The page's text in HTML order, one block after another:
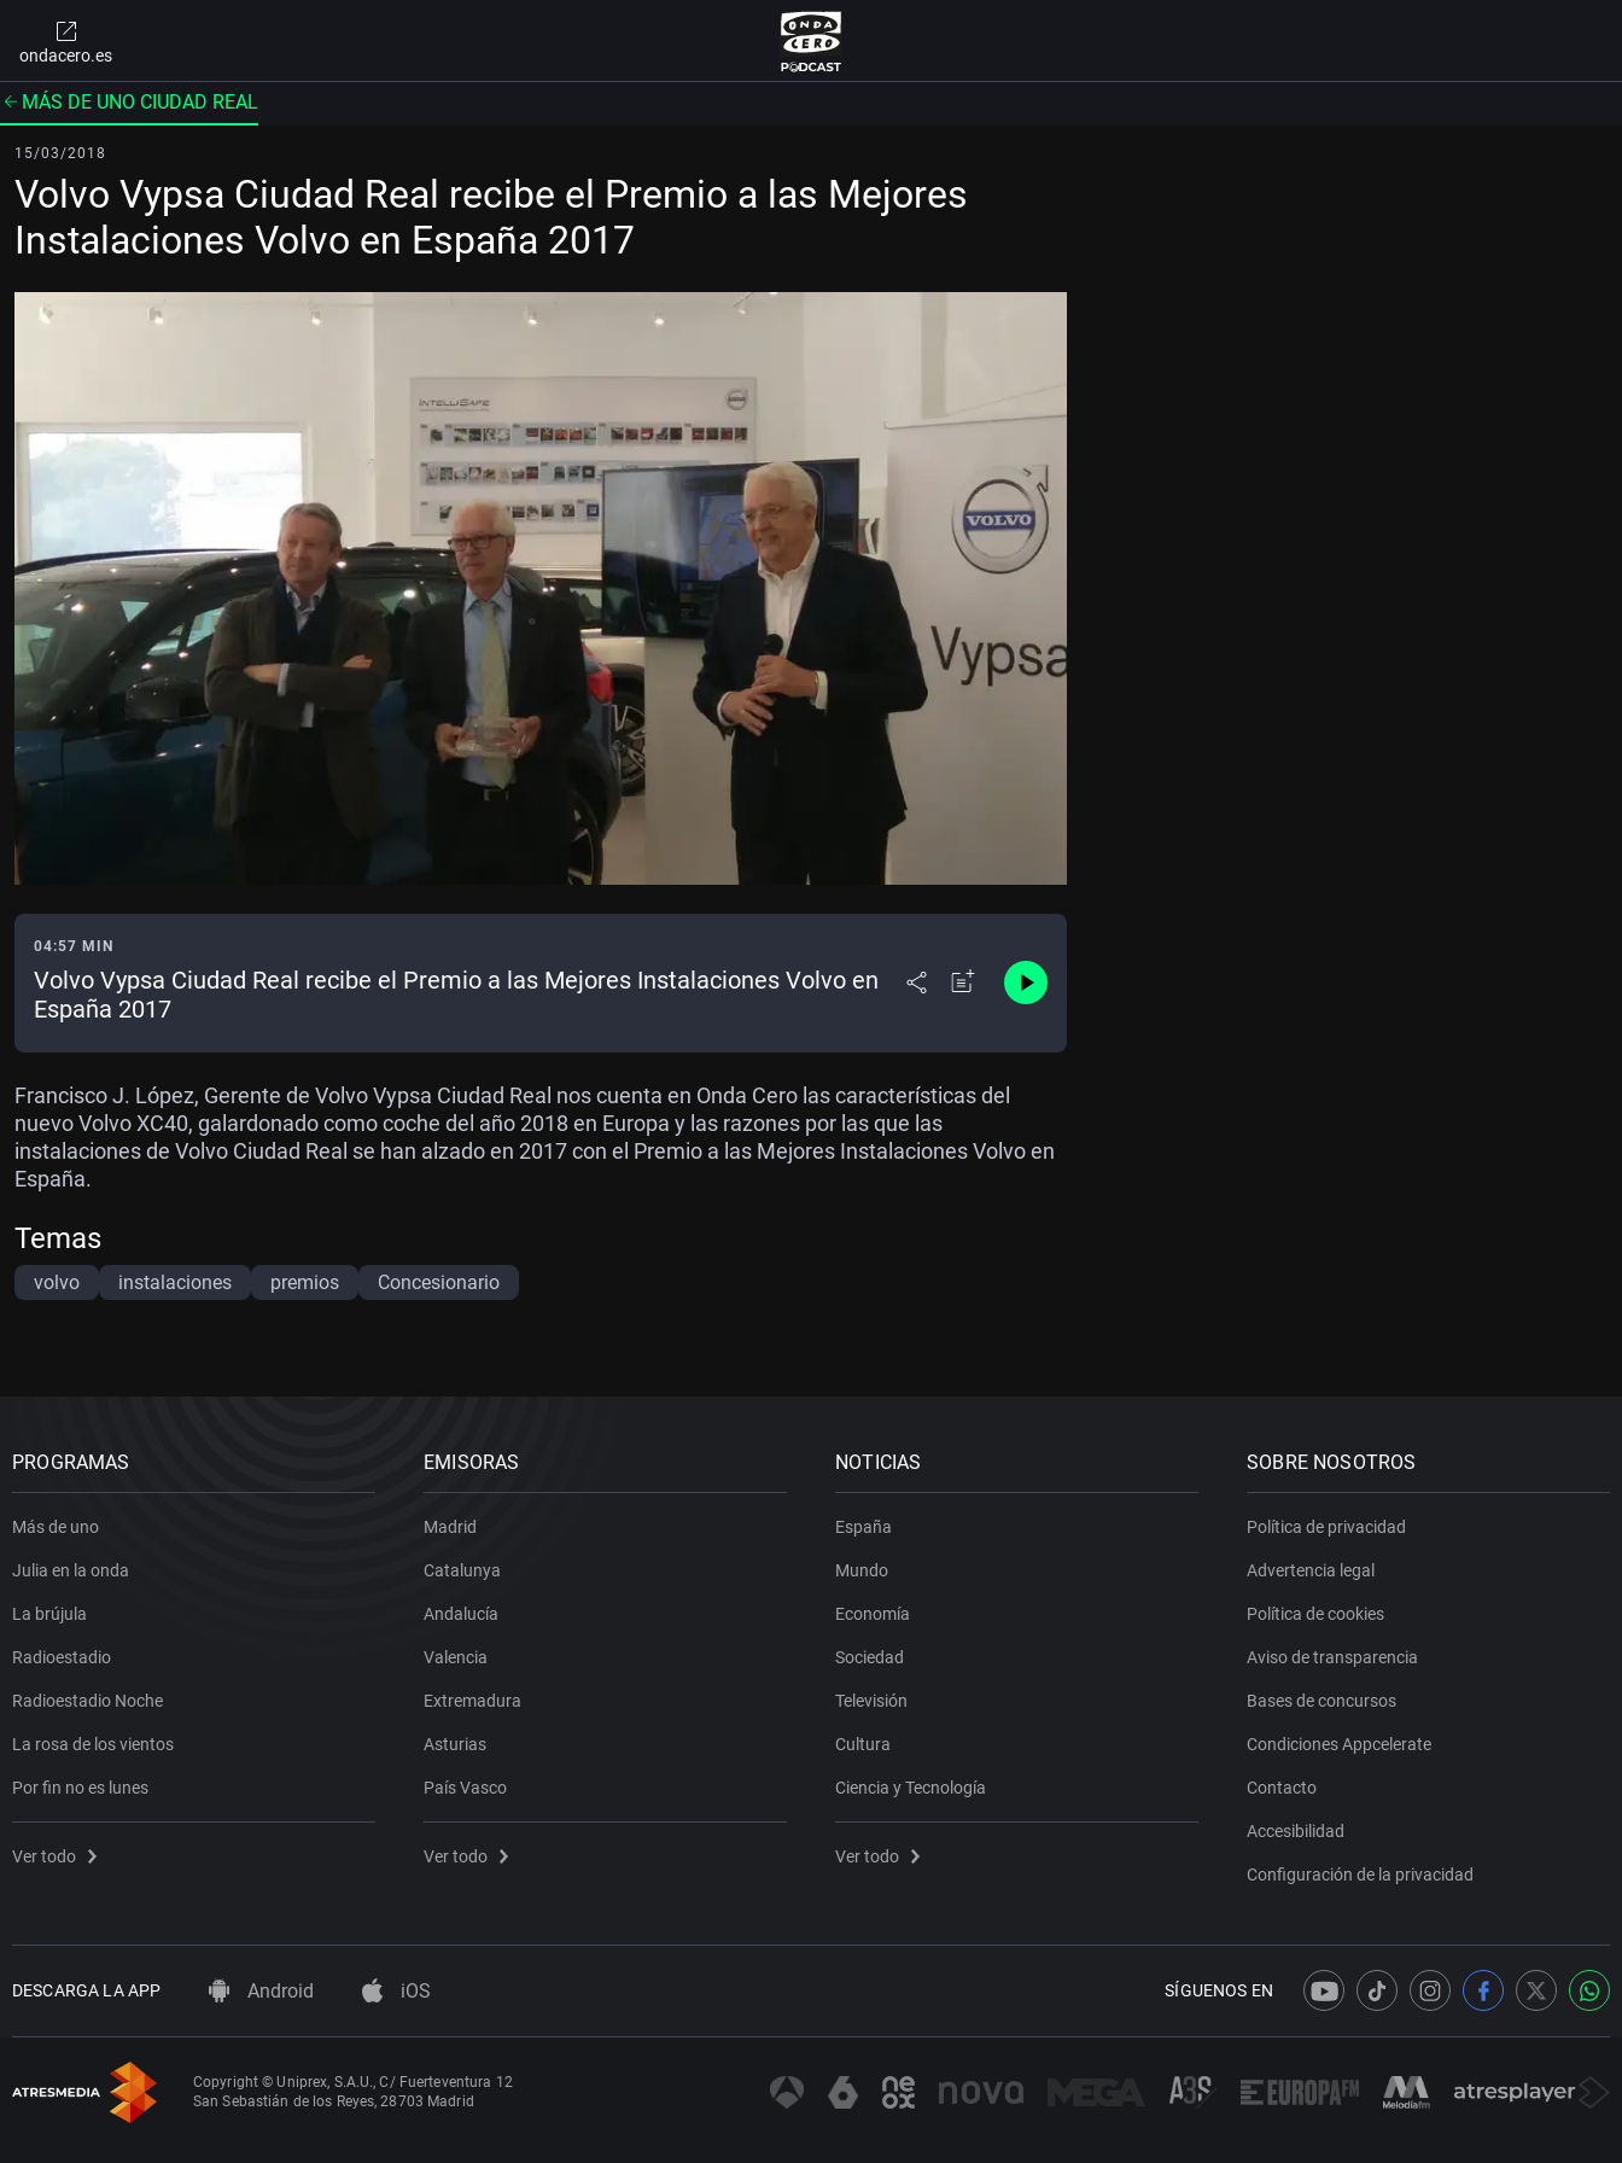
ondacero.es
MÁS DE UNO CIUDAD REAL
15/03/2018
Volvo Vypsa Ciudad Real recibe el Premio a las Mejores
Instalaciones Volvo en España 2017
04:57 MIN
Volvo Vypsa Ciudad Real recibe el Premio a las Mejores Instalaciones Volvo en
España 2017
Francisco J. López, Gerente de Volvo Vypsa Ciudad Real nos cuenta en Onda Cero las características del
nuevo Volvo XC40, galardonado como coche del año 2018 en Europa y las razones por las que las
instalaciones de Volvo Ciudad Real se han alzado en 2017 con el Premio a las Mejores Instalaciones Volvo en
España.
Temas
volvo instalaciones premios Concesionario
PROGRAMAS
Más de uno
Julia en la onda
La brújula
Radioestadio
Radioestadio Noche
La rosa de los vientos
Por fin no es lunes
Ver todo
EMISORAS
Madrid
Catalunya
Andalucía
Valencia
Extremadura
Asturias
País Vasco
Ver todo
NOTICIAS
España
Mundo
Economía
Sociedad
Televisión
Cultura
Ciencia y Tecnología
Ver todo
SOBRE NOSOTROS
Política de privacidad
Advertencia legal
Política de cookies
Aviso de transparencia
Bases de concursos
Condiciones Appcelerate
Contacto
Accesibilidad
Configuración de la privacidad
DESCARGA LA APP Android iOS SÍGUENOS EN
Copyright © Uniprex, S.A.U., C/ Fuerteventura 12
San Sebastián de los Reyes, 28703 Madrid